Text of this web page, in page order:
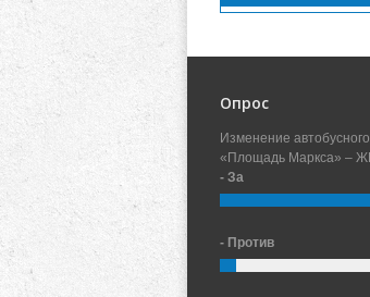
Опрос
Изменение
«Площадь Маркса» –
- За
- Против